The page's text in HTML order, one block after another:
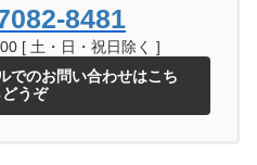
8481
[ 土・日・祝日除く ]
でのお問い合わせはこち
どうぞ